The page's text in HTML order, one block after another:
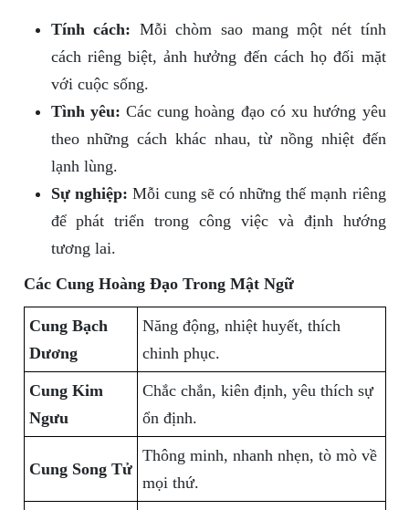
Tính cách: Mỗi chòm sao mang một nét tính
cách riêng biệt, ảnh hưởng đến cách họ đối mặt
với cuộc sống.
Tình yêu: Các cung hoàng đạo có xu hướng yêu
theo những cách khác nhau, từ nồng nhiệt đến
lạnh lùng.
Sự nghiệp: Mỗi cung sẽ có những thế mạnh riêng
để phát triển trong công việc và định hướng
tương lai.
Các Cung Hoàng Đạo Trong Mật Ngữ
Cung Bạch
Dương
Năng động, nhiệt huyết, thích
chinh phục.
Cung Kim
Ngưu
Chắc chắn, kiên định, yêu thích sự
ổn định.
Cung Song Tử
Thông minh, nhanh nhẹn, tò mò về
mọi thứ.